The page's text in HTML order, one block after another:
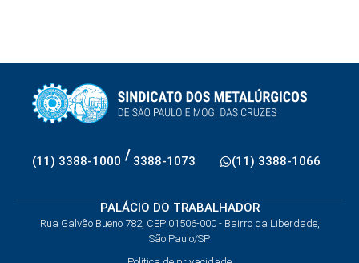
(11) 3388-1000 / 3388-1073 (11) 3388-1066
PALÁCIO DO TRABALHADOR
Rua Galvão Bueno 782, CEP 01506-000 - Bairro da Liberdade,
São Paulo/SP